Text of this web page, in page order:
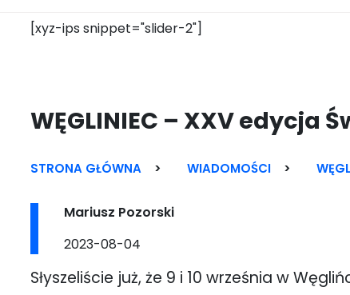
[xyz-ips snippet="slider-2"]
WĘGLINIEC – XXV edycja
STRONA GŁÓWNA > WIADOMOŚCI >
Post
Mariusz Pozorski
Post
2023-08-04
Słyszeliście już, że 9 i 10 września w